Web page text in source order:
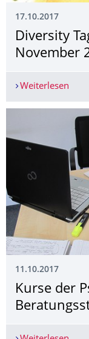
17.10.2017
Diversity
November
Weiterlesen
11.10.2017
Kurse der